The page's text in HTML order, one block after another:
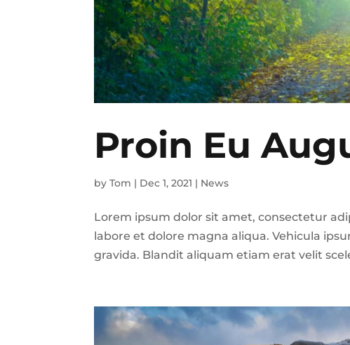
Proin Eu
byTom | Dec 1, 2021 | News
Lorem ipsum dolor sit amet, consectetur
labore et dolore magna aliqua. Vehicula
gravida. Blandit aliquam etiam erat velit